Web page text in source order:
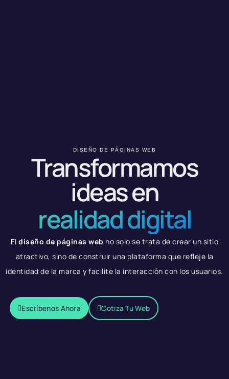
DISEÑO DE PÁGINAS WEB
Transformamos
ideas en
realidad digital
Eldiseño de páginas web no solo se trata de crear un sitio
atractivo, sino de construir una plataforma que refleje la
identidad de la marca y facilite la interacción con los usuarios.
Escríbenos Ahora Cotiza Tu Web